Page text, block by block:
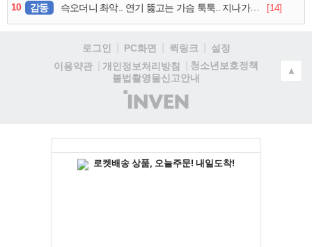
10
감동 슥오더니 촤악.. 연기 뚫고는 가슴 툭툭.. 지나가던 아재의 정체 [14]
로그인 PC화면 퀵링크
설정
이용약관
개인정보처리방침
청소년보호정책
불법촬영물신고안내
(주)
인
▲